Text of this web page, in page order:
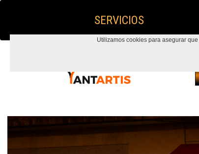
SERVICIOS
Utilizamos cookies para asegurar